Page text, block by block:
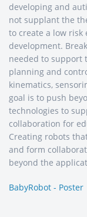
developing and
not supplant the
to create a low
development.
needed to support
planning and
kinematics,
goal is to push
technologies to
collaboration for
Creating robots
and form
beyond the
BabyRobot - Poster